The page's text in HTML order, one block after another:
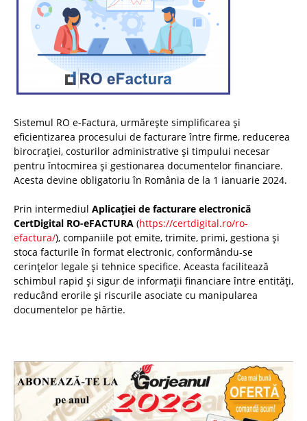
Sistemul RO e-Factura, urmărește simplificarea și
eficientizarea procesului de facturare între firme, reducerea
birocrației, costurilor administrative și timpului necesar
pentru întocmirea și gestionarea documentelor financiare.
Acesta devine obligatoriu în România de la 1 ianuarie 2024.
Prin intermediul Aplicației de facturare electronică
CertDigital RO-eFACTURA (https://certdigital.ro/ro-
efactura/), companiile pot emite, trimite, primi, gestiona și
stoca facturile în format electronic, conformându-se
cerințelor legale și tehnice specifice. Aceasta facilitează
schimbul rapid și sigur de informații financiare între entități,
reducând erorile și riscurile asociate cu manipularea
documentelor pe hârtie.